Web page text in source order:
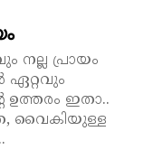
പ്രായം
ഏറ്റവും
ഉത്തരം ഇതാ..
വൈകിയുള്ള